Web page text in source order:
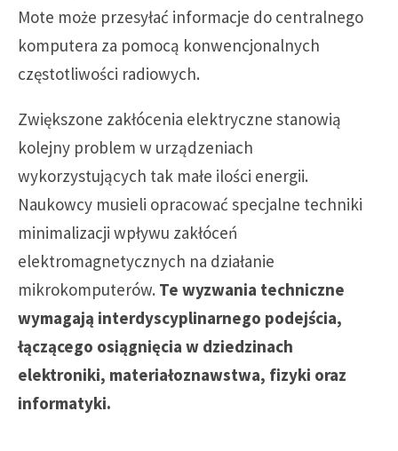
Mote może przesyłać informacje do centralnego
komputera za pomocą konwencjonalnych
częstotliwości radiowych.
Zwiększone zakłócenia elektryczne stanowią
kolejny problem w urządzeniach
wykorzystujących tak małe ilości energii.
Naukowcy musieli opracować specjalne techniki
minimalizacji wpływu zakłóceń
elektromagnetycznych na działanie
mikrokomputerów. Te wyzwania techniczne
wymagają interdyscyplinarnego podejścia,
łączącego osiągnięcia w dziedzinach
elektroniki, materiałoznawstwa, fizyki oraz
informatyki.